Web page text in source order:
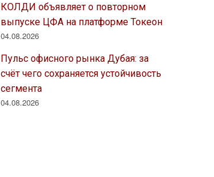
КОЛДИ объявляет о повторном
выпуске ЦФА на платформе Токеон
04.08.2026
Пульс офисного рынка Дубая: за
счёт чего сохраняется устойчивость
сегмента
04.08.2026